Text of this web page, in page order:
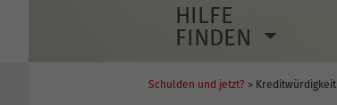
HILFE
FINDEN
Schulden und jetzt? > Kreditwürdigkeit